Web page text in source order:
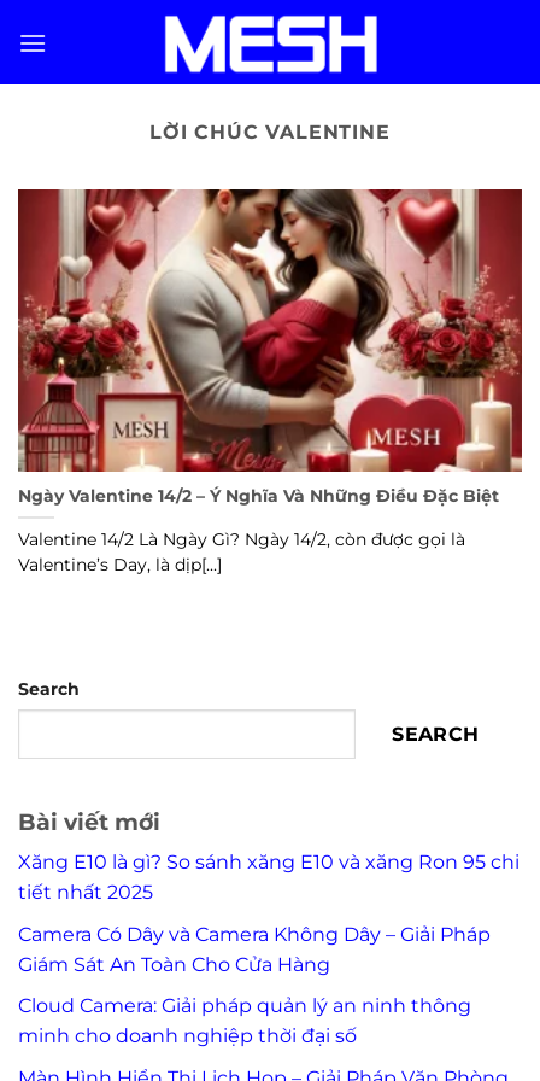
LỜI CHÚC VALENTINE
Ngày Valentine 14/2 – Ý Nghĩa Và Những Điều Đặc Biệt
Valentine 14/2 Là Ngày Gì? Ngày 14/2, còn được gọi là
Valentine’s Day, là dịp[...]
Search
SEARCH
Bài viết mới
Xăng E10 là gì? So sánh xăng E10 và xăng Ron 95 chi
tiết nhất 2025
Camera Có Dây và Camera Không Dây – Giải Pháp
Giám Sát An Toàn Cho Cửa Hàng
Cloud Camera: Giải pháp quản lý an ninh thông
minh cho doanh nghiệp thời đại số